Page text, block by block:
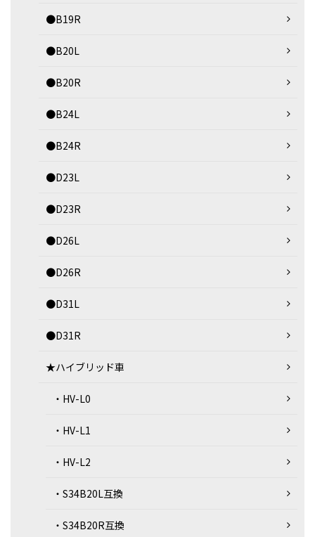
●B19R
●B20L
●B20R
●B24L
●B24R
●D23L
●D23R
●D26L
●D26R
●D31L
●D31R
★ハイブリッド車
・HV-L0
・HV-L1
・HV-L2
・S34B20L互換
・S34B20R互換